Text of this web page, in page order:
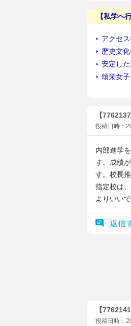
【
投稿日時：
内部進学
す。成績
す。校長
指定校は
よりいい
返信
【
投稿日時：